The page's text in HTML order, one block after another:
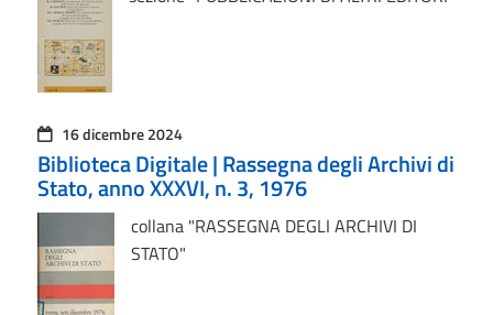
16 dicembre 2024
Biblioteca Digitale | Rassegna degli Archivi di
Stato, anno XXXVI, n. 3, 1976
collana "RASSEGNA DEGLI ARCHIVI DI
STATO"